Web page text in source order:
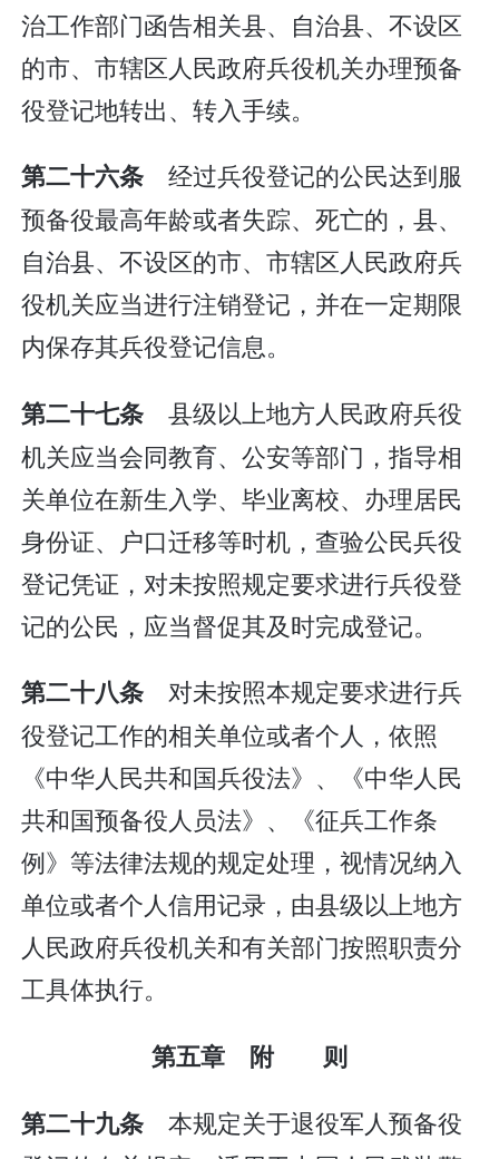
治工作部门函告相关县、自治县、不设区
的市、市辖区人民政府兵役机关办理预备
役登记地转出、转入手续。
第二十六条经过兵役登记的公民达到服
预备役最高年龄或者失踪、死亡的，县、
自治县、不设区的市、市辖区人民政府兵
役机关应当进行注销登记，并在一定期限
内保存其兵役登记信息。
第二十七条县级以上地方人民政府兵役
机关应当会同教育、公安等部门，指导相
关单位在新生入学、毕业离校、办理居民
身份证、户口迁移等时机，查验公民兵役
登记凭证，对未按照规定要求进行兵役登
记的公民，应当督促其及时完成登记。
第二十八条对未按照本规定要求进行兵
役登记工作的相关单位或者个人，依照
《中华人民共和国兵役法》、《中华人民
共和国预备役人员法》、《征兵工作条
例》等法律法规的规定处理，视情况纳入
单位或者个人信用记录，由县级以上地方
人民政府兵役机关和有关部门按照职责分
工具体执行。
第五章 附 则
第二十九条 本规定关于退役军人预备役